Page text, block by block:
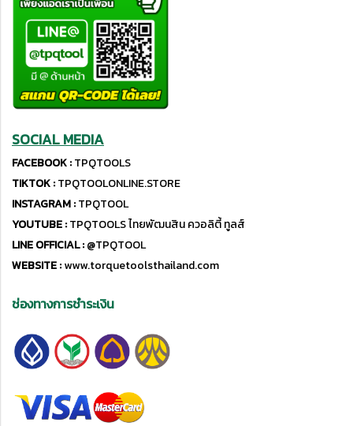
SOCIAL MEDIA
FACEBOOK :TPQTOOLS
TIKTOK :TPQTOOLONLINE.STORE
INSTAGRAM :TPQTOOL
YOUTUBE :TPQTOOLS ไทยพัฒนสิน ควอลิตี้ ทูลส์
LINE OFFICIAL :@TPQTOOL
WEBSITE :www.torquetoolsthailand.com
ช่องทางการชำระเงิน